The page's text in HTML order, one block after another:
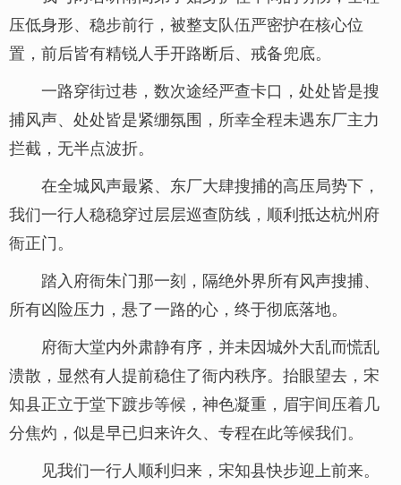
压低身形、稳步前行，被整支队伍严密护在核心位
置，前后皆有精锐人手开路断后、戒备兜底。
一路穿街过巷，数次途经严查卡口，处处皆是搜
捕风声、处处皆是紧绷氛围，所幸全程未遇东厂主力
拦截，无半点波折。
在全城风声最紧、东厂大肆搜捕的高压局势下，
我们一行人稳稳穿过层层巡查防线，顺利抵达杭州府
衙正门。
踏入府衙朱门那一刻，隔绝外界所有风声搜捕、
所有凶险压力，悬了一路的心，终于彻底落地。
府衙大堂内外肃静有序，并未因城外大乱而慌乱
溃散，显然有人提前稳住了衙内秩序。抬眼望去，宋
知县正立于堂下踱步等候，神色凝重，眉宇间压着几
分焦灼，似是早已归来许久、专程在此等候我们。
见我们一行人顺利归来，宋知县快步迎上前来。